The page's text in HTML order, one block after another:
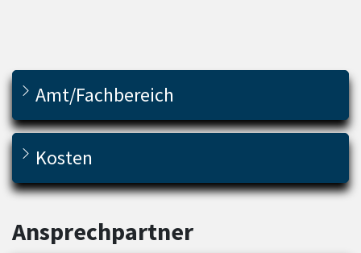
Amt/Fachbereich
Kosten
Ansprechpartner